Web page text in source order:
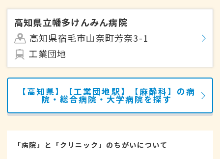
高知県立幡多けんみん病院
高知県宿毛市山奈町芳奈3-1
工業団地
【高知県】【工業団地駅】【麻酔科】の病
院・総合病院・大学病院を探す
「病院」と「クリニック」のちがいについて